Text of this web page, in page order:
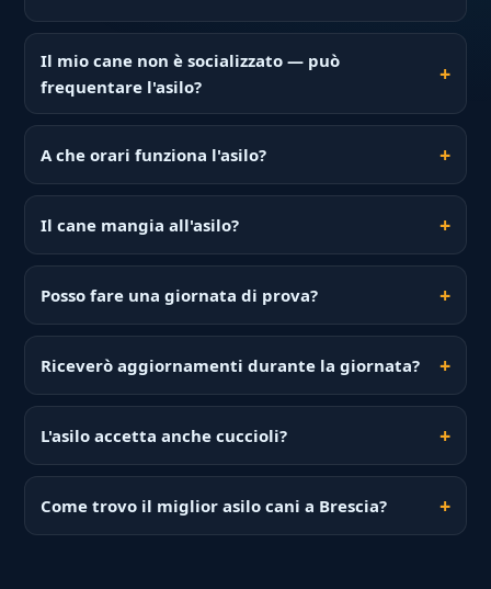
Il mio cane non è socializzato — può
frequentare l'asilo?
A che orari funziona l'asilo?
Il cane mangia all'asilo?
Posso fare una giornata di prova?
Riceverò aggiornamenti durante la giornata?
L'asilo accetta anche cuccioli?
Come trovo il miglior asilo cani a Brescia?